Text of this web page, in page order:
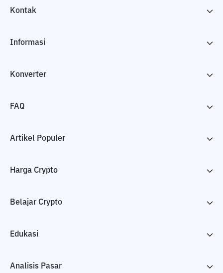
Kontak
Informasi
Konverter
FAQ
Artikel Populer
Harga Crypto
Belajar Crypto
Edukasi
Analisis Pasar